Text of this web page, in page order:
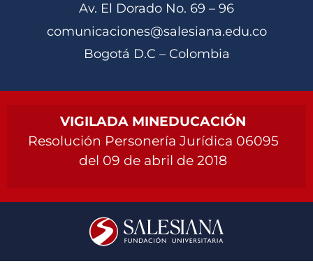
Av. El Dorado No. 69 – 96
comunicaciones@salesiana.edu.co
Bogotá D.C – Colombia
VIGILADA MINEDUCACIÓN
Resolución Personería Jurídica 06095
del 09 de abril de 2018